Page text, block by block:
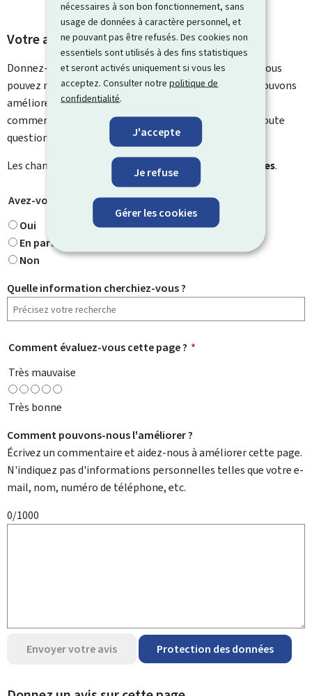
nécessaires à son bon fonctionnement, sans
usage de données à caractère personnel, et
ne pouvant pas être refusés. Des cookies non
essentiels sont utilisés à des fins statistiques
et seront activés uniquement si vous les
acceptez. Consulter notrepolitique de
confidentialité.
J'accepte
Je refuse
Gérer les cookies
Votre avis nous intéresse
Donnez-nous votre avis sur le contenu de cette page. Vous
pouvez nous laisser un commentaire sur ce que nous pouvons
améliorer. Vous ne recevrez pas de réponse à votre
commentaire. Utilisez le formulaire de contact pour toute
question particulière.
Les champs marqués d’une étoile (
) sont obligatoires.
Avez-vous trouvé ce que vous cherchiez ? *
Oui
En partie
Non
Quelle information cherchiez-vous ?
Comment évaluez-vous cette page ? *
Très mauvaise
Très bonne
Comment pouvons-nous l'améliorer ?
Écrivez un commentaire et aidez-nous à améliorer cette page.
N'indiquez pas d'informations personnelles telles que votre e-
mail, nom, numéro de téléphone, etc.
0/1000
Envoyer votre avis Protection des données